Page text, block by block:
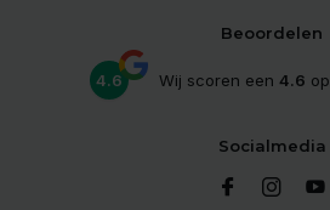
Beoordelen
4.6 Wij scoren een 4.6 op
Socialmedia